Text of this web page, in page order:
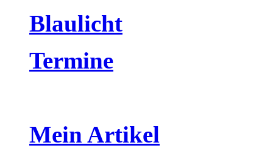
Blaulicht
Termine
Mein Artikel